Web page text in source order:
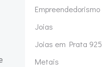
Empreendedorismo
Joias
Joias em Prata 925
Metais